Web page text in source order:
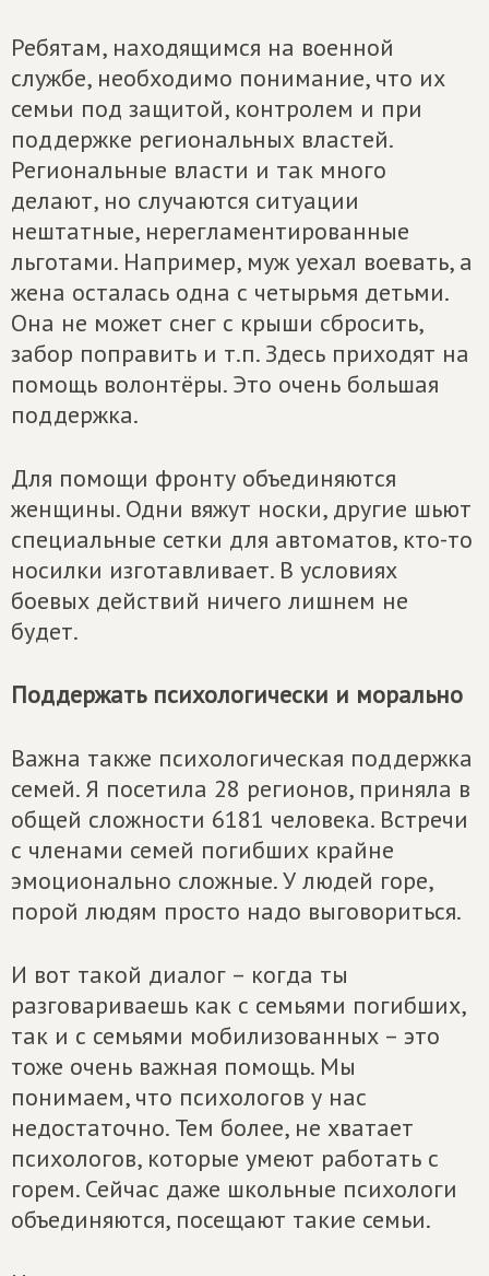
Ребятам, находящимся на военной
службе, необходимо понимание, что их
семьи под защитой, контролем и при
поддержке региональных властей.
Региональные власти и так много
делают, но случаются ситуации
нештатные, нерегламентированные
льготами. Например, муж уехал воевать, а
жена осталась одна с четырьмя детьми.
Она не может снег с крыши сбросить,
забор поправить и т.п. Здесь приходят на
помощь волонтёры. Это очень большая
поддержка.
Для помощи фронту объединяются
женщины. Одни вяжут носки, другие шьют
специальные сетки для автоматов, кто-то
носилки изготавливает. В условиях
боевых действий ничего лишнем не
будет.
Поддержать психологически и морально
Важна также психологическая поддержка
семей. Я посетила 28 регионов, приняла в
общей сложности 6181 человека. Встречи
с членами семей погибших крайне
эмоционально сложные. У людей горе,
порой людям просто надо выговориться.
И вот такой диалог – когда ты
разговариваешь как с семьями погибших,
так и с семьями мобилизованных – это
тоже очень важная помощь. Мы
понимаем, что психологов у нас
недостаточно. Тем более, не хватает
психологов, которые умеют работать с
горем. Сейчас даже школьные психологи
объединяются, посещают такие семьи.